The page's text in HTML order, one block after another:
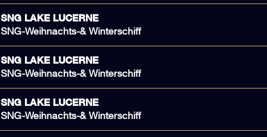
SNG LAKE LUCERNE
SNG-Weihnachts-& Winterschiff
SNG LAKE LUCERNE
SNG-Weihnachts-& Winterschiff
SNG LAKE LUCERNE
SNG-Weihnachts-& Winterschiff